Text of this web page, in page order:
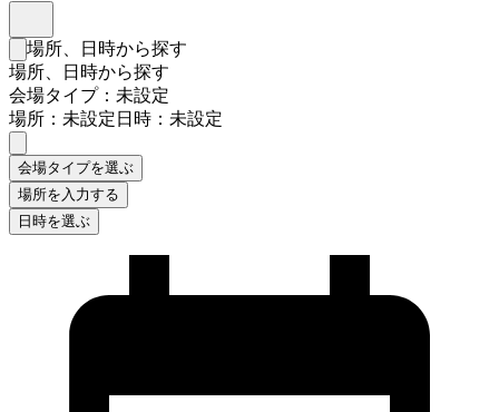
検索フォームを閉じる
場所、日時から探す
場所、日時から探す
会場タイプ：未設定
場所：未設定日時：未設定
会場タイプを選ぶ
場所を入力する
日時を選ぶ